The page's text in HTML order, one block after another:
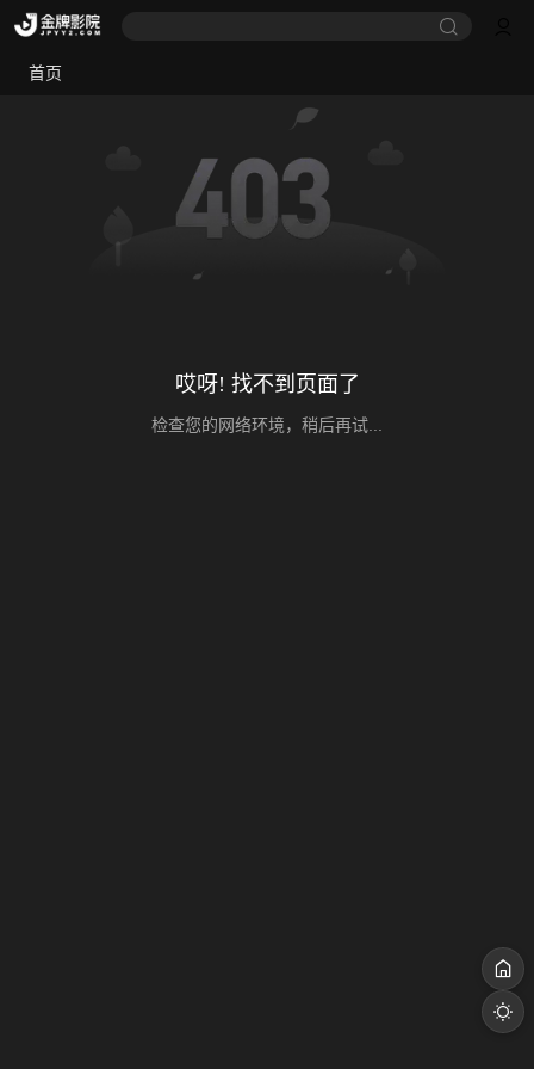
首页
哎呀! 找不到页面了
检查您的网络环境，稍后再试...